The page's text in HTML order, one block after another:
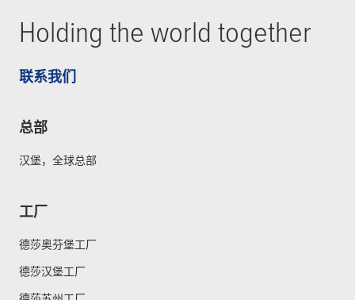
Holding the world together
联系我们
总部
汉堡，全球总部
工厂
德莎奥芬堡工厂
德莎汉堡工厂